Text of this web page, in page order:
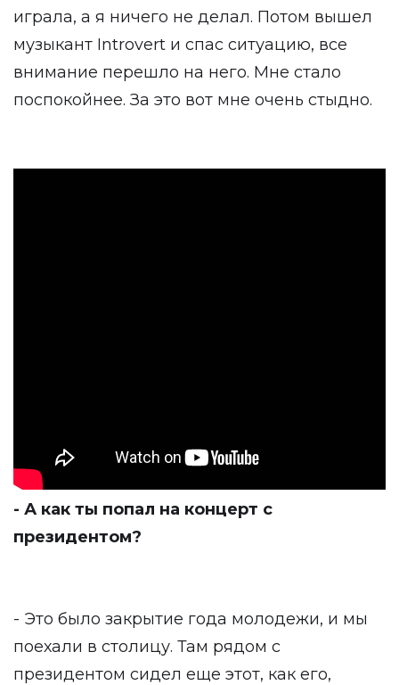
играла, а я ничего не делал. Потом вышел
музыкант Introvert и спас ситуацию, все
внимание перешло на него. Мне стало
поспокойнее. За это вот мне очень стыдно.
- А как ты попал на концерт с
президентом?
- Это было закрытие года молодежи, и мы
поехали в столицу. Там рядом с
президентом сидел еще этот, как его,